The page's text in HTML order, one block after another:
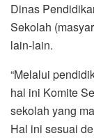
Dinas
Sekolah
lain-lain.
“Melalui
hal ini Komite
sekolah yang
Hal ini sesuai